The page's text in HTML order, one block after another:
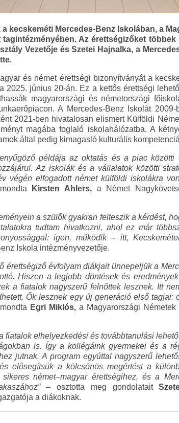
kecskeméti Mercedes-Benz Iskolában, a
Az érettségizőket
Vezetője és Szetei Hajnalka, a
és német érettségi bizonyítványát a
2025. június 20-án. Ez a kettős érettségi
magyarországi és németországi
A Mercedes-Benz Iskolát
2021-ben hivatalosan elismert Külföldi
magába foglaló iskolahálózatba. A
által pedig kimagasló kulturális
példája az oktatás és a piac közötti
Az iskolák és a vállalatok közötti
végén elfogadott német külföldi iskolákra
Kirsten Ahlers, a Német
a szülők gyakran felteszik a kérdést,
tudtam hivatkozni, ahol ez már
igen, működik – itt,
Iskola intézményvezetője.
érettségiző évfolyam diákjait ünnepeljük a
Hiszen a legjobb döntések és
a fiatalok nagyszerű felnőttek lesznek. Itt
Ők lesznek egy új generáció első tagjai:
Egri Miklós,a Magyarországi Németek
fiatalok elhelyezkedési és továbbtanulási
is. Így a kollégáink gyermekei és a
jutnak. A program egyúttal nagyszerű
elősegítsük a kölcsönös megértést a
német–magyar érettségihez, és a
– osztotta meg gondolatait
a diákoknak.